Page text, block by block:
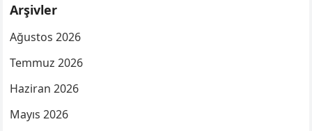
Arşivler
Ağustos 2026
Temmuz 2026
Haziran 2026
Mayıs 2026